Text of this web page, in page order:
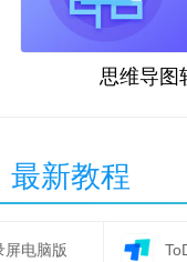
思维导图
最新教程
屏电脑版